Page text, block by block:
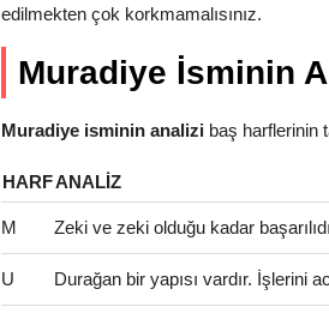
edilmekten çok korkmamalısınız.
Muradiye İsminin
Muradiye isminin analizi baş harflerinin
HARFANALIZ
M Zeki ve zeki olduğu kadar
U Durağan bir yapısı vardır. İşlerini